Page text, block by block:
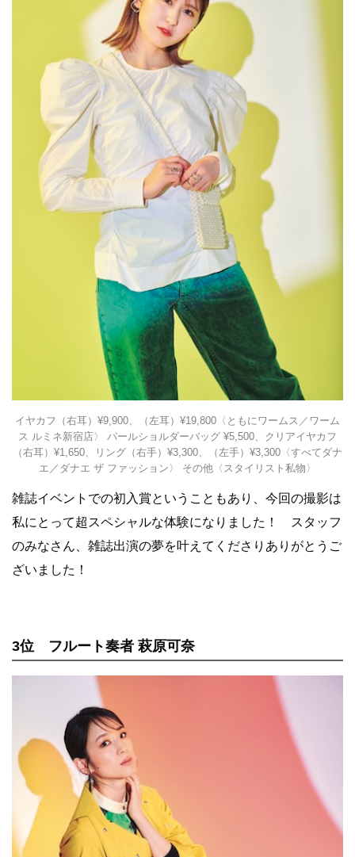
イヤカフ（右耳）¥9,900、（左耳）¥19,800〈ともにワームス／ワーム
ス ルミネ新宿店〉 パールショルダーバッグ ¥5,500、クリアイヤカフ
（右耳）¥1,650、リング（右手）¥3,300、（左手）¥3,300〈すべてダナ
エ／ダナエ ザ ファッション〉 その他〈スタイリスト私物〉
雑誌イベントでの初入賞ということもあり、今回の撮影は
私にとって超スペシャルな体験になりました！ スタッフ
のみなさん、雑誌出演の夢を叶えてくださりありがとうご
ざいました！
3位 フルート奏者 萩原可奈